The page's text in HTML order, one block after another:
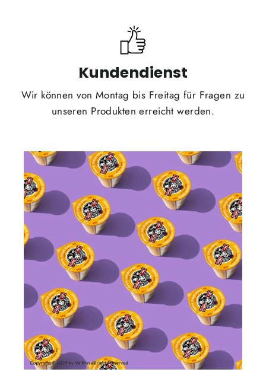
Kundendienst
Wir können von Montag bis Freitag für Fragen zu
unseren Produkten erreicht werden.